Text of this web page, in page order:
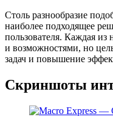
Столь разнообразие
наиболее подходящее
пользователя. Каждая из
и возможностями, но
задач и повышение
Скриншоты